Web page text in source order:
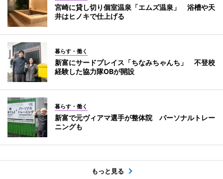
宮崎に貸し切り個室温泉「エムズ温泉」 浴槽や天
井はヒノキで仕上げる
暮らす・働く
新富にサードプレイス「ちなみちゃんち」 不登校
経験した協力隊OBが開設
暮らす・働く
新富で元ヴィアマ選手が整体院 パーソナルトレー
ニングも
もっと見る